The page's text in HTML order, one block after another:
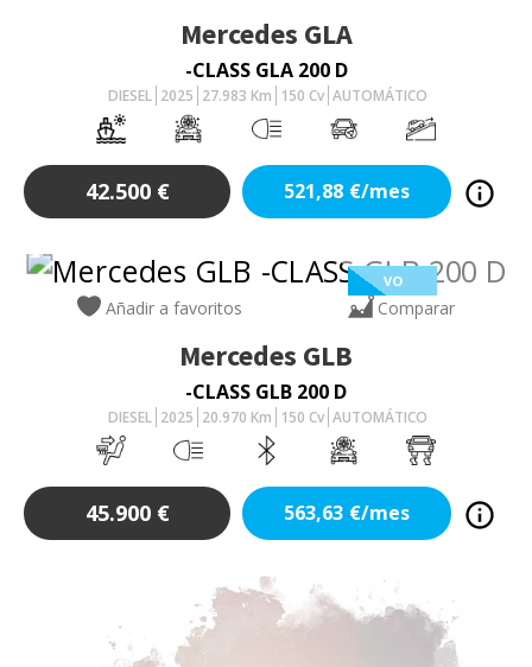
Mercedes GLA
-CLASS GLA 200 D
DIESEL 2025 27.983 Km 150 Cv AUTOMÁTICO
42.500 € 521,88 €/mes
VO
Añadir a favoritos Comparar
Mercedes GLB
-CLASS GLB 200 D
DIESEL 2025 20.970 Km 150 Cv AUTOMÁTICO
45.900 € 563,63 €/mes